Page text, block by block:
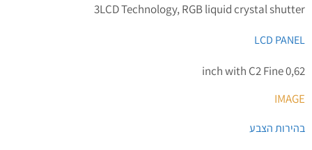
3LCD Technology, RGB liquid crystal shutter
LCD PANEL
0,62 inch with C2 Fine
IMAGE
בהירות הצבע